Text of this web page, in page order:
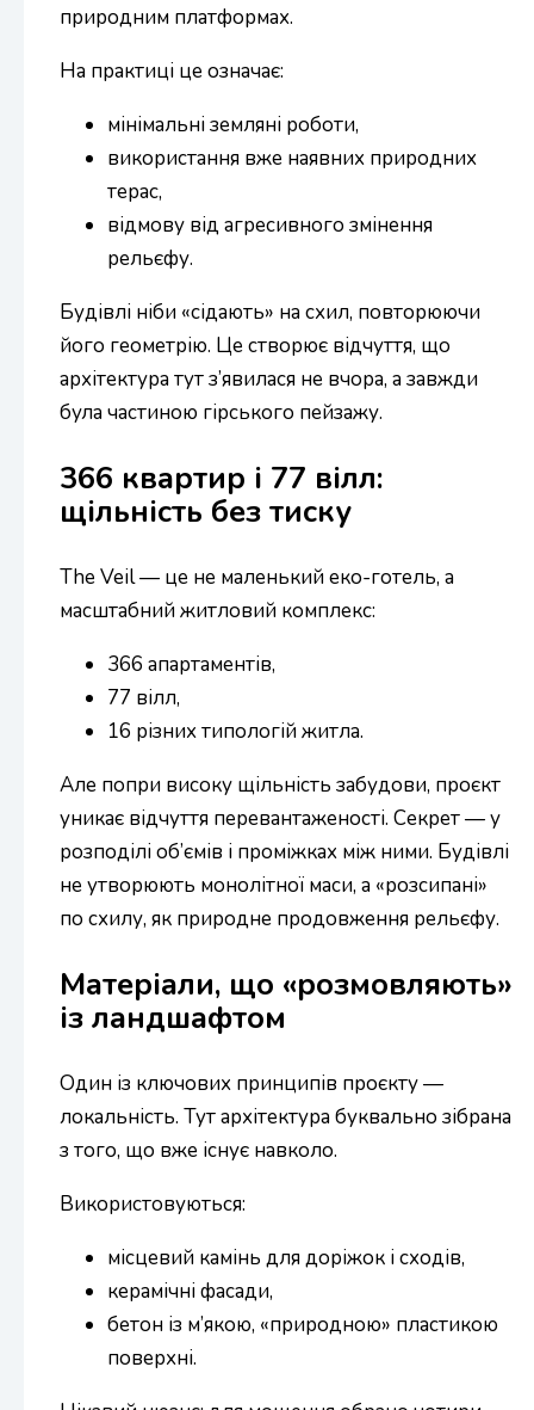
природним платформах.
На практиці це означає:
мінімальні земляні роботи,
використання вже наявних природних
терас,
відмову від агресивного змінення
рельєфу.
Будівлі ніби «сідають» на схил, повторюючи
його геометрію. Це створює відчуття, що
архітектура тут з’явилася не вчора, а завжди
була частиною гірського пейзажу.
366 квартир і 77 вілл:
щільність без тиску
The Veil — це не маленький еко-готель, а
масштабний житловий комплекс:
366 апартаментів,
77 вілл,
16 різних типологій житла.
Але попри високу щільність забудови, проєкт
уникає відчуття перевантаженості. Секрет — у
розподілі об’ємів і проміжках між ними. Будівлі
не утворюють монолітної маси, а «розсипані»
по схилу, як природне продовження рельєфу.
Матеріали, що «розмовляють»
із ландшафтом
Один із ключових принципів проєкту —
локальність. Тут архітектура буквально зібрана
з того, що вже існує навколо.
Використовуються:
місцевий камінь для доріжок і сходів,
керамічні фасади,
бетон із м’якою, «природною» пластикою
поверхні.